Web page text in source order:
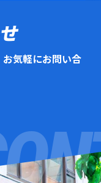
気軽にお問い合